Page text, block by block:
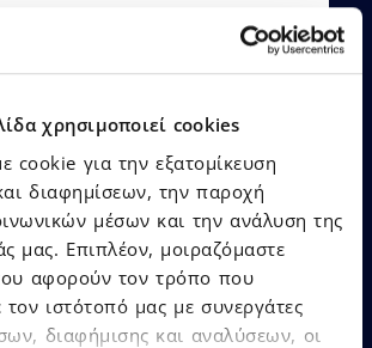
χρησιμοποιεί cookies
cookie για την εξατομίκευση
διαφημίσεων, την παροχή
μέσων και την ανάλυση της
μας. Επιπλέον, μοιραζόμαστε
αφορούν τον τρόπο που
τον ιστότοπό μας με συνεργάτες
διαφήμισης και αναλύσεων, οι
EPSILONNET
«SaaS Provider
αποσπώντας
12 βραβεία στα
SaaS Awards 2026!